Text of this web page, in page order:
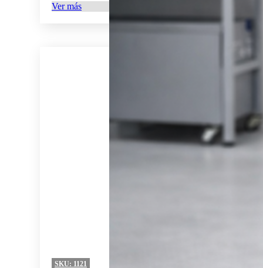
Ver más
SKU: 1121